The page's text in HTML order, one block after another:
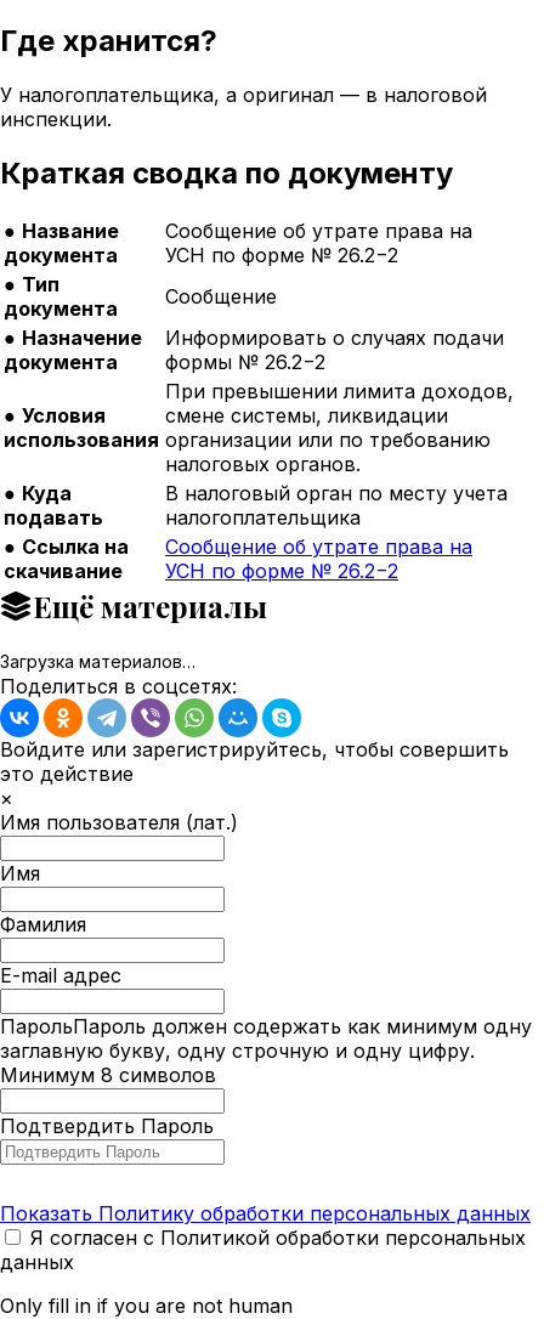
Где хранится?
У налогоплательщика, а оригинал — в налоговой
инспекции.
Краткая сводка по документу
● Название
документа
Сообщение об утрате права на
УСН по форме № 26.2−2
● Тип
документа
Сообщение
● Назначение
документа
Информировать о случаях подачи
формы № 26.2−2
● Условия
использования
При превышении лимита доходов,
смене системы, ликвидации
организации или по требованию
налоговых органов.
● Куда
подавать
В налоговый орган по месту учета
налогоплательщика
● Ссылка на
скачивание
Сообщение об утрате права на
УСН по форме № 26.2−2
Ещё материалы
Загрузка материалов…
Поделиться в соцсетях:
Войдите или зарегистрируйтесь, чтобы совершить
это действие
×
Имя пользователя (лат.)
Имя
Фамилия
E-mail адрес
ПарольПароль должен содержать как минимум одну
заглавную букву, одну строчную и одну цифру.
Минимум 8 символов
Подтвердить Пароль
Показать Политику обработки персональных данных
Я согласен с Политикой обработки персональных
данных
Only fill in if you are not human